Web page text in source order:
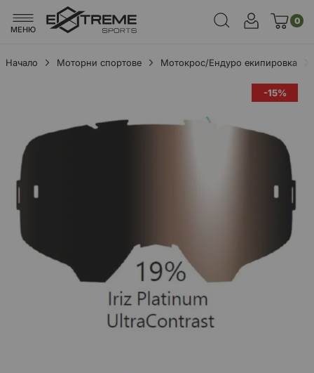
МЕНЮ
0
Начало Моторни спортове Мотокрос/Ендуро екипировка
-15%
галерията
изображенията